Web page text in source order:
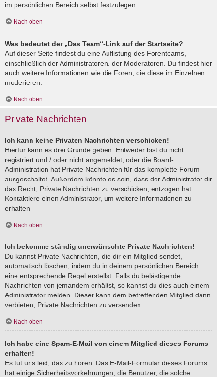
im persönlichen Bereich selbst festzulegen.
Nach oben
Was bedeutet der „Das Team“-Link auf der Startseite?
Auf dieser Seite findest du eine Auflistung des Forenteams,
einschließlich der Administratoren, der Moderatoren. Du findest hier
auch weitere Informationen wie die Foren, die diese im Einzelnen
moderieren.
Nach oben
Private Nachrichten
Ich kann keine Privaten Nachrichten verschicken!
Hierfür kann es drei Gründe geben: Entweder bist du nicht
registriert und / oder nicht angemeldet, oder die Board-
Administration hat Private Nachrichten für das komplette Forum
ausgeschaltet. Außerdem könnte es sein, dass der Administrator dir
das Recht, Private Nachrichten zu verschicken, entzogen hat.
Kontaktiere einen Administrator, um weitere Informationen zu
erhalten.
Nach oben
Ich bekomme ständig unerwünschte Private Nachrichten!
Du kannst Private Nachrichten, die dir ein Mitglied sendet,
automatisch löschen, indem du in deinem persönlichen Bereich
eine entsprechende Regel erstellst. Falls du belästigende
Nachrichten von jemandem erhältst, so kannst du dies auch einem
Administrator melden. Dieser kann dem betreffenden Mitglied dann
verbieten, Private Nachrichten zu versenden.
Nach oben
Ich habe eine Spam-E-Mail von einem Mitglied dieses Forums
erhalten!
Es tut uns leid, das zu hören. Das E-Mail-Formular dieses Forums
hat einige Sicherheitsvorkehrungen, die Benutzer, die solche